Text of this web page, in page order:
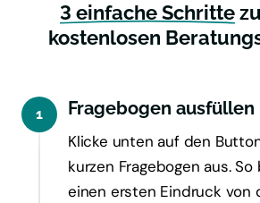
3 einfache Schritte
kostenlosen
1 Fragebogen ausfüllen
Klicke unten auf den
kurzen Fragebogen aus. So
einen ersten Eindruck von